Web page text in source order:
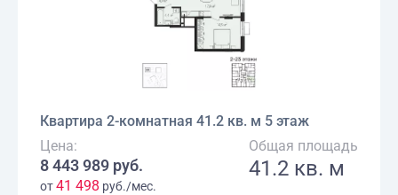
Квартира 2-комнатная 41.2 кв. м 5 этаж
Цена:
8 443 989 руб.
от41 498 руб./мес.
Общая площадь
41.2 кв. м